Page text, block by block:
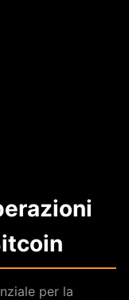
per la